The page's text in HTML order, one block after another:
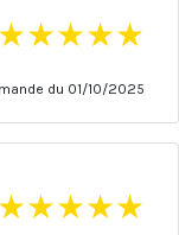
★★★★★
du 01/10/2025
★★★★★